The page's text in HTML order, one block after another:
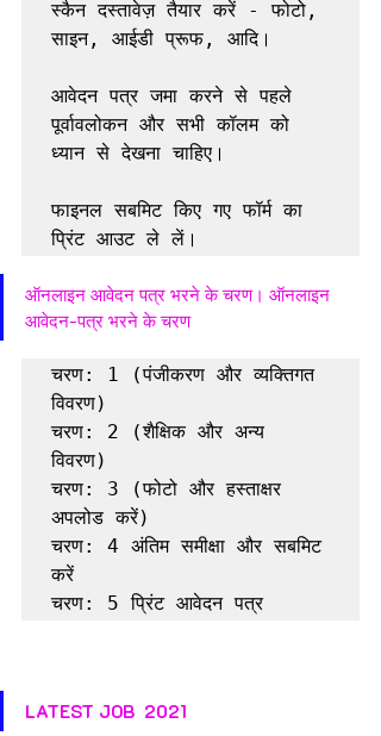
स्कैन दस्तावेज़ तैयार करें - फोटो,
साइन, आईडी प्रूफ, आदि।
आवेदन पत्र जमा करने से पहले
पूर्वावलोकन और सभी कॉलम को
ध्यान से देखना चाहिए।
फाइनल सबमिट किए गए फॉर्म का
प्रिंट आउट ले लें।
ऑनलाइन आवेदन पत्र भरने के चरण। ऑनलाइन
आवेदन-पत्र भरने के चरण
चरण: 1 (पंजीकरण और व्यक्तिगत
विवरण)
चरण: 2 (शैक्षिक और अन्य
विवरण)
चरण: 3 (फोटो और हस्ताक्षर
अपलोड करें)
चरण: 4 अंतिम समीक्षा और सबमिट
करें
चरण: 5 प्रिंट आवेदन पत्र
LATEST JOB  2021